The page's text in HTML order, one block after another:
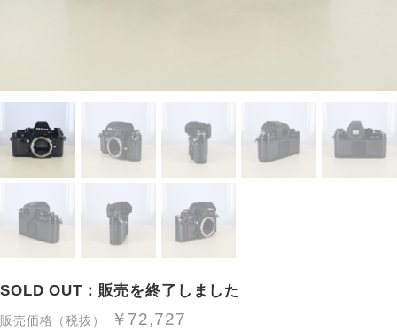
SOLD OUT：販売を終了しました
販売価格（税抜） ￥72,727